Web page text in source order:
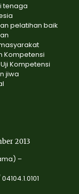
tenaga
pelatihan baik
Kompetensi
Kompetensi
jiwa
2013
–